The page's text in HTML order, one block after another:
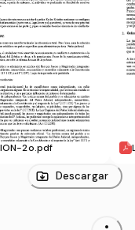
2o.pdf
Descargar